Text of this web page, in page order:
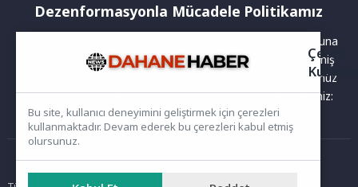
Dezenformasyonla Mücadele Politikamız
Yayınlanan haberler doğruluk ilkesi gözetilerek hazırlanır. Buna
rağmen bazı içeriklerde eksik, hatalı veya güncelliğini yitirmiş
bilgiler bulunabilir.Yanlış veya yanıltıcı olduğunu düşündüğünüz
haberleri aşağıdaki iletişim kanallarından bize bildirebilirsiniz:
Ana Sayfa
Çerez
Bu site, kullanıcı deneyimini geliştirmek için çerezleri
kullanmaktadır. Devam ederek bu çerezleri kabul etmiş
olursunuz.